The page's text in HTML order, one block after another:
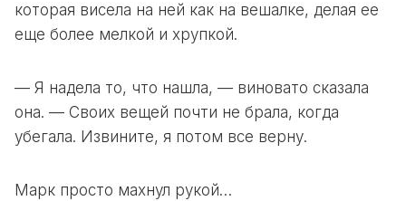
которая висела на ней как на вешалке, делая ее
еще более мелкой и хрупкой.
— Я надела то, что нашла, — виновато сказала
она. — Своих вещей почти не брала, когда
убегала. Извините, я потом все верну.
Марк просто махнул рукой…